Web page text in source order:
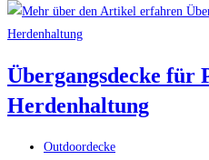
für
Hannoveraner
Übergangsdecke für
Herdenhaltung
Beitrags-
Outdoordecke